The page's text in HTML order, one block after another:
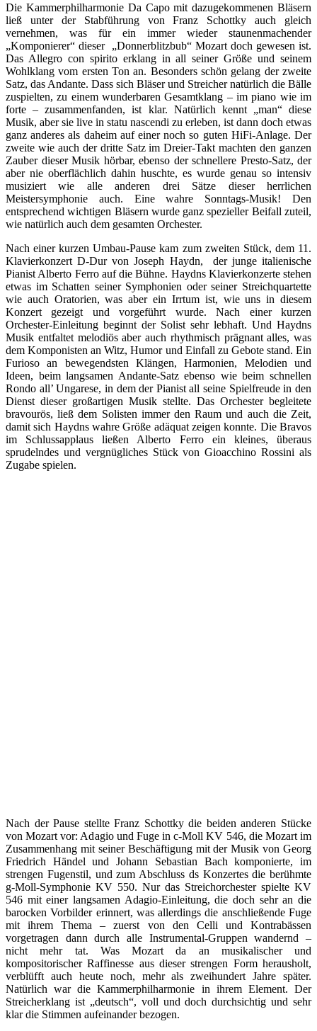
Die Kammerphilharmonie Da Capo mit dazugekommenen Bläsern
ließ unter der Stabführung von Franz Schottky auch gleich
vernehmen, was für ein immer wieder staunenmachender
„Komponierer“ dieser „Donnerblitzbub“ Mozart doch gewesen ist.
Das Allegro con spirito erklang in all seiner Größe und seinem
Wohlklang vom ersten Ton an. Besonders schön gelang der zweite
Satz, das Andante. Dass sich Bläser und Streicher natürlich die Bälle
zuspielten, zu einem wunderbaren Gesamtklang – im piano wie im
forte – zusammenfanden, ist klar. Natürlich kennt „man“ diese
Musik, aber sie live in statu nascendi zu erleben, ist dann doch etwas
ganz anderes als daheim auf einer noch so guten HiFi-Anlage. Der
zweite wie auch der dritte Satz im Dreier-Takt machten den ganzen
Zauber dieser Musik hörbar, ebenso der schnellere Presto-Satz, der
aber nie oberflächlich dahin huschte, es wurde genau so intensiv
musiziert wie alle anderen drei Sätze dieser herrlichen
Meistersymphonie auch. Eine wahre Sonntags-Musik! Den
entsprechend wichtigen Bläsern wurde ganz spezieller Beifall zuteil,
wie natürlich auch dem gesamten Orchester.
Nach einer kurzen Umbau-Pause kam zum zweiten Stück, dem 11.
Klavierkonzert D-Dur von Joseph Haydn, der junge italienische
Pianist Alberto Ferro auf die Bühne. Haydns Klavierkonzerte stehen
etwas im Schatten seiner Symphonien oder seiner Streichquartette
wie auch Oratorien, was aber ein Irrtum ist, wie uns in diesem
Konzert gezeigt und vorgeführt wurde. Nach einer kurzen
Orchester-Einleitung beginnt der Solist sehr lebhaft. Und Haydns
Musik entfaltet melodiös aber auch rhythmisch prägnant alles, was
dem Komponisten an Witz, Humor und Einfall zu Gebote stand. Ein
Furioso an bewegendsten Klängen, Harmonien, Melodien und
Ideen, beim langsamen Andante-Satz ebenso wie beim schnellen
Rondo all’ Ungarese, in dem der Pianist all seine Spielfreude in den
Dienst dieser großartigen Musik stellte. Das Orchester begleitete
bravourös, ließ dem Solisten immer den Raum und auch die Zeit,
damit sich Haydns wahre Größe adäquat zeigen konnte. Die Bravos
im Schlussapplaus ließen Alberto Ferro ein kleines, überaus
sprudelndes und vergnügliches Stück von Gioacchino Rossini als
Zugabe spielen.
Nach der Pause stellte Franz Schottky die beiden anderen Stücke
von Mozart vor: Adagio und Fuge in c-Moll KV 546, die Mozart im
Zusammenhang mit seiner Beschäftigung mit der Musik von Georg
Friedrich Händel und Johann Sebastian Bach komponierte, im
strengen Fugenstil, und zum Abschluss ds Konzertes die berühmte
g-Moll-Symphonie KV 550. Nur das Streichorchester spielte KV
546 mit einer langsamen Adagio-Einleitung, die doch sehr an die
barocken Vorbilder erinnert, was allerdings die anschließende Fuge
mit ihrem Thema – zuerst von den Celli und Kontrabässen
vorgetragen dann durch alle Instrumental-Gruppen wandernd –
nicht mehr tat. Was Mozart da an musikalischer und
kompositorischer Raffinesse aus dieser strengen Form herausholt,
verblüfft auch heute noch, mehr als zweihundert Jahre später.
Natürlich war die Kammerphilharmonie in ihrem Element. Der
Streicherklang ist „deutsch“, voll und doch durchsichtig und sehr
klar die Stimmen aufeinander bezogen.